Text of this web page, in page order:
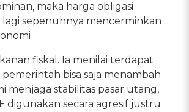
maka harga obligasi
sepenuhnya mencerminkan
fiskal. Ia menilai terdapat
bisa saja menambah
menjaga stabilitas pasar utang,
digunakan secara agresif justru